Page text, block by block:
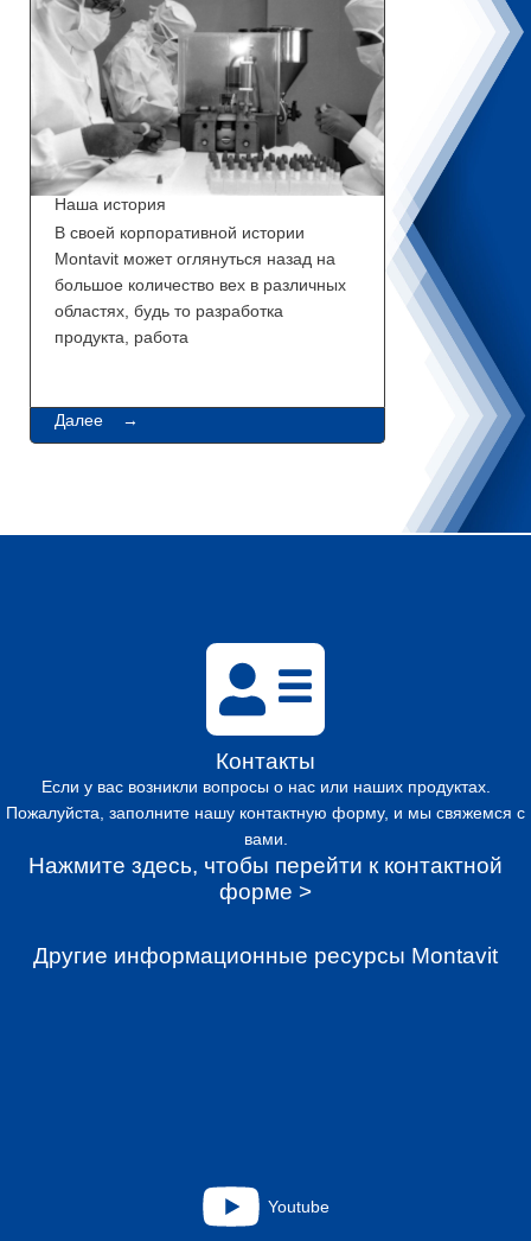
Наша история
В своей корпоративной истории
Montavit может оглянуться назад на
большое количество вех в различных
областях, будь то разработка
продукта, работа
Далее →
Контакты
Если у вас возникли вопросы о нас или наших продуктах.
Пожалуйста, заполните нашу контактную форму, и мы свяжемся с
вами.
Нажмите здесь, чтобы перейти к контактной
форме >
Другие информационные ресурсы Montavit
Youtube